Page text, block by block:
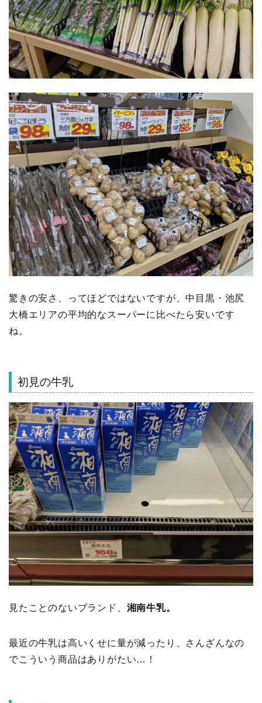
驚きの安さ、ってほどではないですが、中目黒・池尻
大橋エリアの平均的なスーパーに比べたら安いです
ね。
初見の牛乳
見たことのないブランド、 湘南牛乳。
最近の牛乳は高いくせに量が減ったり、さんざんなの
でこういう商品はありがたい…！